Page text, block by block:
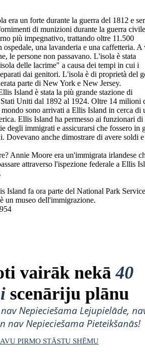
era un forte durante la guerra del 1812 e
di munizioni durante la guerra
più impegnativo, trattando oltre 11.500
una lavanderia e una caffetteria. A
le persone non passavano. L'isola è stata
delle lacrime" a causa dei tempi in cui i
dai genitori. L'isola è di proprietà del
parte di New York e New Jersey.
Island è stata la più grande stazione di
Uniti dal 1892 al 1924. Oltre 14 milioni
sono arrivati a Ellis Island in cerca di
Ellis Island ha permesso ai funzionari di
degli immigrati e assicurarsi che fossero in
Dovevano anche dimostrare di avere soldi
Annie Moore era un'immigrata irlandese
attraverso l'ispezione federale a Ellis
Island fa ora parte del National Park
un museo dell'immigrazione.
vairāk nekā40
scenāriju plānu
Nepieciešama Lejupielāde,
nav Nepieciešama Pieteikšanās!
PIRMO STĀSTU SHĒMU